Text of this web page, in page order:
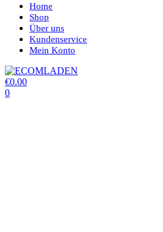
Home
Shop
Über uns
Kundenservice
Mein Konto
€0.00
0